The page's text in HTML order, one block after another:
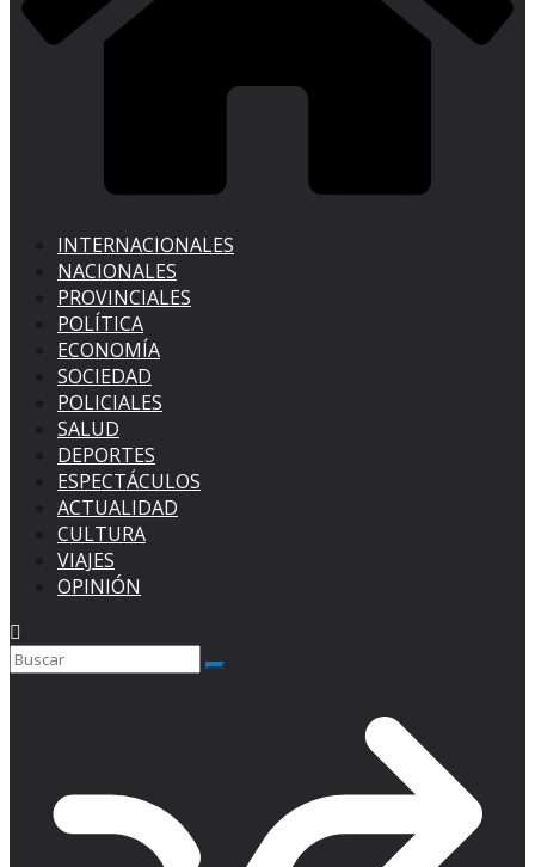
INTERNACIONALES
NACIONALES
PROVINCIALES
POLÍTICA
ECONOMÍA
SOCIEDAD
POLICIALES
SALUD
DEPORTES
ESPECTÁCULOS
ACTUALIDAD
CULTURA
VIAJES
OPINIÓN